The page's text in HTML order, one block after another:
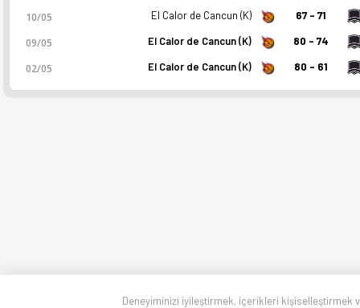
10/05 El Calor de Cancun (K) 67 - 71
09/05 El Calor de Cancun (K) 80 - 74
02/05 El Calor de Cancun (K) 80 - 61
Deneyiminizi iyileştirmek, içerikleri kişiselleştirmek